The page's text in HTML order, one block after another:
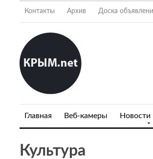
Контакты Архив Доска
Главная Веб-камеры
Культура